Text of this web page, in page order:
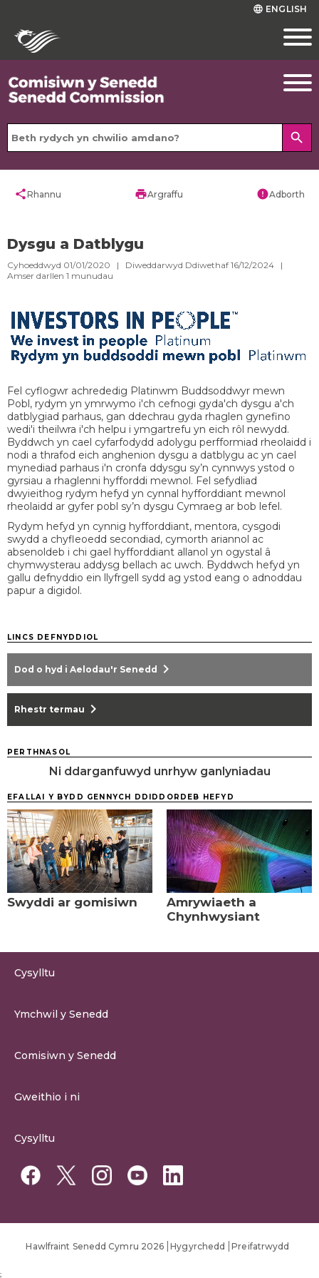
language ENGLISH
search
shareRhannu printArgraffu errorAdborth
Dysgu a Datblygu
Cyhoeddwyd 01/01/2020 | Diweddarwyd Ddiwethaf 16/12/2024 |
Amser darllen 1 munudau
Fel cyflogwr achrededig Platinwm Buddsoddwyr mewn
Pobl, rydym yn ymrwymo i'ch cefnogi gyda'ch dysgu a'ch
datblygiad parhaus, gan ddechrau gyda rhaglen gynefino
wedi'i theilwra i'ch helpu i ymgartrefu yn eich rôl newydd.
Byddwch yn cael cyfarfodydd adolygu perfformiad rheolaidd i
nodi a thrafod eich anghenion dysgu a datblygu ac yn cael
mynediad parhaus i'n cronfa ddysgu sy’n cynnwys ystod o
gyrsiau a rhaglenni hyfforddi mewnol. Fel sefydliad
dwyieithog rydym hefyd yn cynnal hyfforddiant mewnol
rheolaidd ar gyfer pobl sy’n dysgu Cymraeg ar bob lefel.
Rydym hefyd yn cynnig hyfforddiant, mentora, cysgodi
swydd a chyfleoedd secondiad, cymorth ariannol ac
absenoldeb i chi gael hyfforddiant allanol yn ogystal â
chymwysterau addysg bellach ac uwch. Byddwch hefyd yn
gallu defnyddio ein llyfrgell sydd ag ystod eang o adnoddau
papur a digidol.
LINCS DEFNYDDIOL
Dod o hyd i Aelodau'r Senedd chevron_right
Rhestr termau chevron_right
PERTHNASOL
Ni ddarganfuwyd unrhyw ganlyniadau
EFALLAI Y BYDD GENNYCH DDIDDORDEB HEFYD
Swyddi ar gomisiwn
Amrywiaeth a
Chynhwysiant
Cysylltu
Cysylltu â Senedd Cymru
Ymchwil y Senedd
Comisiwn y Senedd
Fframwaith Llywodraethu Corfforaethol y Comisiwn
Gweithio i ni
Gweithio i Aelod Senedd
Cysylltu
Hawlfraint Senedd Cymru 2026 Hygyrchedd Preifatrwydd
;